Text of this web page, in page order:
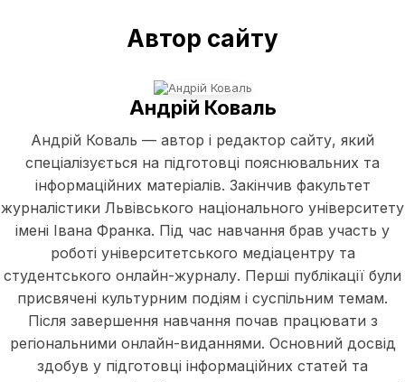
Автор сайту
Андрій Коваль
Андрій Коваль — автор і редактор сайту, який
спеціалізується на підготовці пояснювальних та
інформаційних матеріалів. Закінчив факультет
журналістики Львівського національного університету
імені Івана Франка. Під час навчання брав участь у
роботі університетського медіацентру та
студентського онлайн-журналу. Перші публікації були
присвячені культурним подіям і суспільним темам.
Після завершення навчання почав працювати з
регіональними онлайн-виданнями. Основний досвід
здобув у підготовці інформаційних статей та